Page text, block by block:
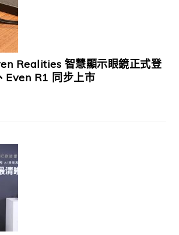
Realities 智慧顯示眼鏡正式登
Even R1 同步上市